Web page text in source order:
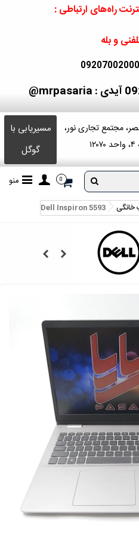
راه‌های ارتباطی :
و بله
آیدی : mrpasaria@
مجتمع تجاری نور،
مسیریابی با
گوگل
0 منو
خانگی Dell Inspiron 5593